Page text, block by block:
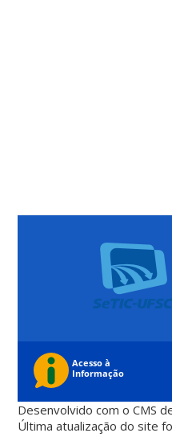
Desenvolvido com o CMS
Última atualização do site